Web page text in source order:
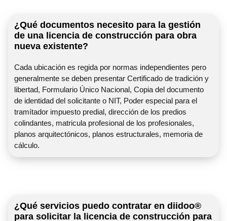
¿Qué documentos necesito para la gestión
de una licencia de construcción para obra
nueva existente?
Cada ubicación es regida por normas independientes pero
generalmente se deben presentar Certificado de tradición y
libertad, Formulario Único Nacional, Copia del documento
de identidad del solicitante o NIT, Poder especial para el
tramítador impuesto predial, dirección de los predios
colindantes, matricula profesional de los profesionales,
planos arquitectónicos, planos estructurales, memoria de
cálculo.
¿Qué servicios puedo contratar en diidoo®
para solicitar la licencia de construcción para